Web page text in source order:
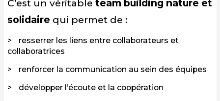
C’est un véritable team building nature et
solidaire qui permet de :
resserrer les liens entre collaborateurs et
collaboratrices
renforcer la communication au sein des équipes
développer l’écoute et la coopération